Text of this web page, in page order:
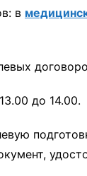
в
до 14.00.